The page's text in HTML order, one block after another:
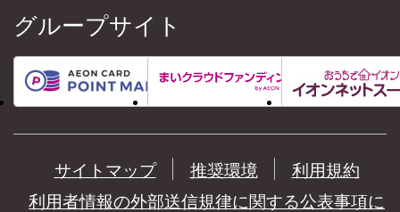
グループサイト
サイトマップ 推奨環境
利用規約
利用者情報の外部送信規律に関する公表事項に